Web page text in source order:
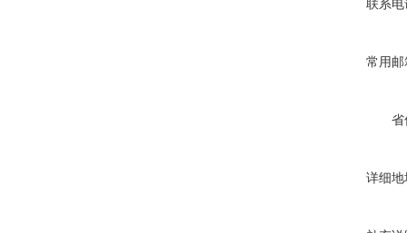
联系电
常用邮
省
详细地